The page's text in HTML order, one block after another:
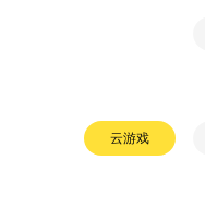
云游戏